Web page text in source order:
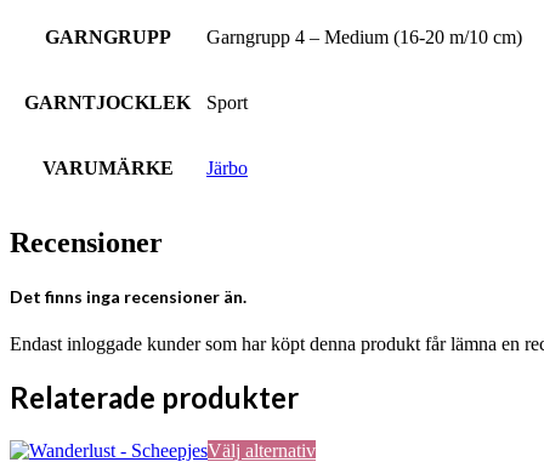
GARNGRUPP Garngrupp 4 – Medium (16-20 m/10 cm)
GARNTJOCKLEK Sport
VARUMÄRKE Järbo
Recensioner
Det finns inga recensioner än.
Endast inloggade kunder som har köpt denna produkt får lämna en
Relaterade produkter
Välj alternativDen